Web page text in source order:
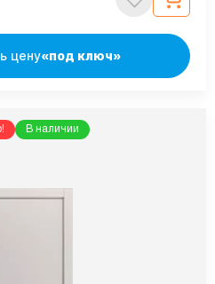
цену«под ключ»
В наличии